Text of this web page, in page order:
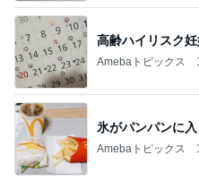
高齢ハイリスク
Amebaトピックス
氷がパンパンに
Amebaトピックス